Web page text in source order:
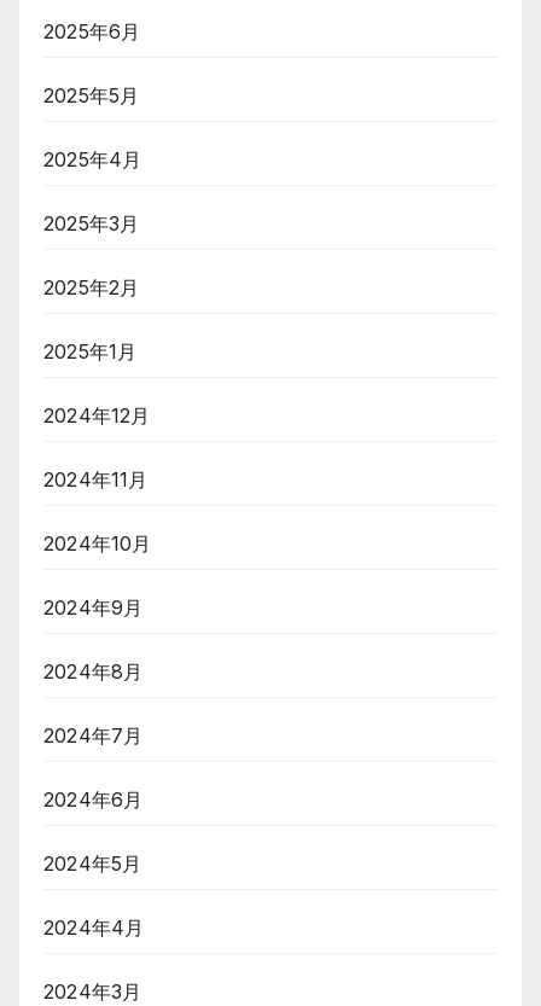
2025年6月
2025年5月
2025年4月
2025年3月
2025年2月
2025年1月
2024年12月
2024年11月
2024年10月
2024年9月
2024年8月
2024年7月
2024年6月
2024年5月
2024年4月
2024年3月